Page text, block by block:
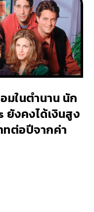
มในตำนาน นัก
ยังคงได้เงินสูง
ทต่อปีจากค่า